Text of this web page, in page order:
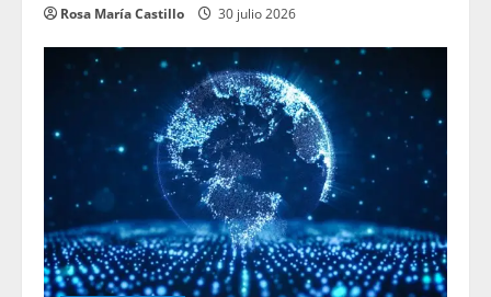
Rosa María Castillo 30 julio 2026